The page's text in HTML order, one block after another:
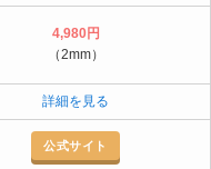
4,980円
（2mm）
詳細を見る
公式サイト